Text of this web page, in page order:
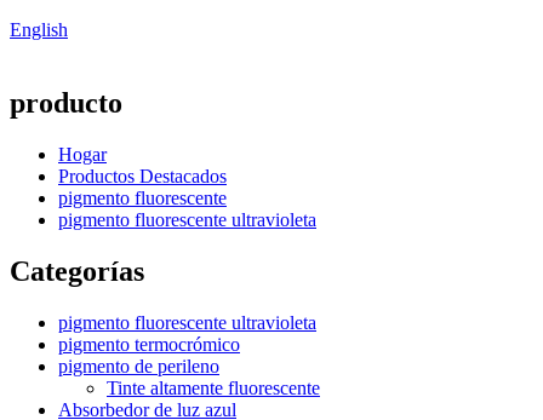
English
producto
Hogar
Productos Destacados
pigmento fluorescente
pigmento fluorescente ultravioleta
Categorías
pigmento fluorescente ultravioleta
pigmento termocrómico
pigmento de perileno
Tinte altamente fluorescente
Absorbedor de luz azul